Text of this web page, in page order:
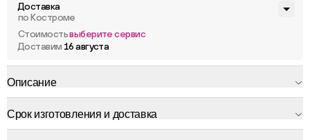
Доставка
по Костроме
Стоимостьвыберите сервис
Доставим 16 августа
Описание
Срок изготовления и доставка